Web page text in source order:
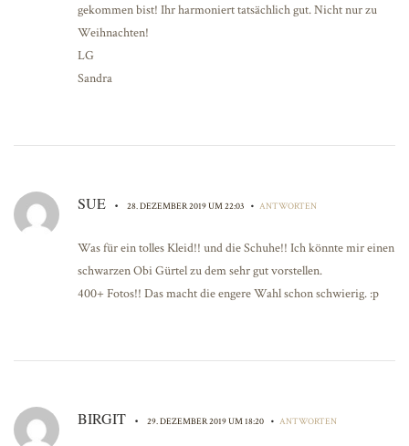
gekommen bist! Ihr harmoniert tatsächlich gut. Nicht nur zu
Weihnachten!
LG
Sandra
SUE • 28. DEZEMBER 2019 UM 22:03 • ANTWORTEN
Was für ein tolles Kleid!! und die Schuhe!! Ich könnte mir einen
schwarzen Obi Gürtel zu dem sehr gut vorstellen.
400+ Fotos!! Das macht die engere Wahl schon schwierig. :p
BIRGIT • 29. DEZEMBER 2019 UM 18:20 • ANTWORTEN